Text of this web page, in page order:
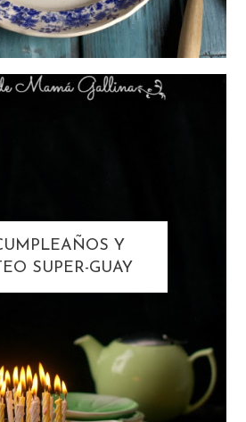
Y
SUPER-GUAY